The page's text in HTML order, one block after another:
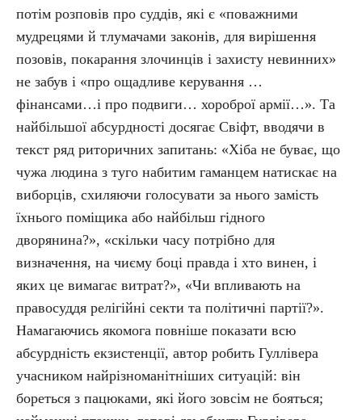
потім розповів про суддів, які є «поважними
мудрецями й тлумачами законів, для вирішення
позовів, покарання злочинців і захисту невинних»
не забув і «про ощадливе керування …
фінансами…і про подвиги… хороброї армії…». Та
найбільшої абсурдності досягає Свіфт, вводячи в
текст ряд риторичних запитань: «Хіба не буває, що
чужа людина з туго набитим гаманцем натискає на
виборців, схиляючи голосувати за нього замість
їхнього поміщика або найбільш гідного
дворянина?», «скільки часу потрібно для
визначення, на чиєму боці правда і хто винен, і
яких це вимагає витрат?», «Чи впливають на
правосуддя релігійні секти та політичні партії?».
Намагаючись якомога повніше показати всю
абсурдність екзистенції, автор робить Гуллівера
учасником найрізноманітніших ситуацій: він
бореться з пацюками, які його зовсім не бояться;